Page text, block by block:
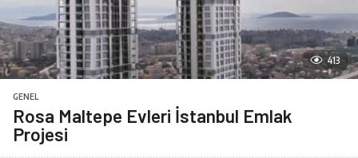
413
GENEL
Rosa Maltepe Evleri İstanbul Emlak
Projesi